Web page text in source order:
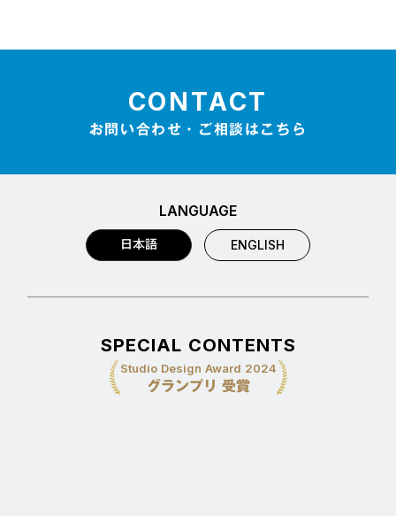
CONTACT
お問い合わせ・ご相談はこちら
LANGUAGE
日本語 ENGLISH
SPECIAL CONTENTS
Studio Design Award 2024
グランプリ 受賞